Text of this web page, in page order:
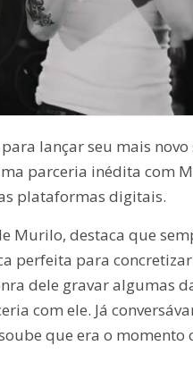
lançar seu mais
parceria inédita com
plataformas digitais.
Murilo, destaca que
perfeita para concretizar
dele gravar algumas
com ele. Já
que era o momento